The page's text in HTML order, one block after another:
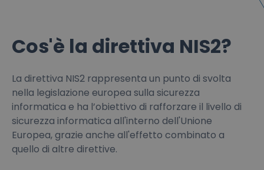
Cos'è la direttiva NIS2?
La direttiva NIS2 rappresenta un punto di svolta
nella legislazione europea sulla sicurezza
informatica e ha l’obiettivo di rafforzare il livello di
sicurezza informatica all'interno dell'Unione
Europea, grazie anche all'effetto combinato a
quello di altre direttive.